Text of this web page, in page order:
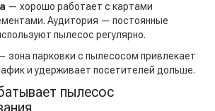
— хорошо работает с картами
Аудитория — постоянные
пылесос регулярно.
зона парковки с пылесосом привлекает
и удерживает посетителей дольше.
пылесос